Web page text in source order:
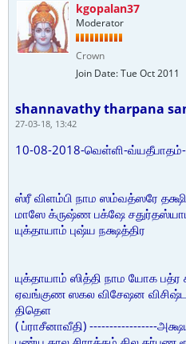
kgopalan37
Moderator
Crown
Join Date:Tue Oct 2011
shannavathy tharpana
27-03-18, 13:42
10-08-2018-வெள்ளி-
ஸ்ரீ விளம்பி நாம ஸம்வத்ஸரே
மாஸே க்ருஷ்ண பக்ஷே
யுக்தாயாம் புஷ்ய நக்ஷத்திர
யுக்தாயாம் ஸித்தி நாம யோக
ஏவங்குண ஸகல விசேஷன
திதெள
( ப்ராசீனாவீதி) -----------------